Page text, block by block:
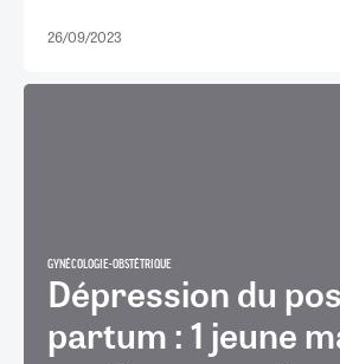
26/09/2023
GYNÉCOLOGIE-OBSTÉTRIQUE
Dépression du
partum : 1 jeune